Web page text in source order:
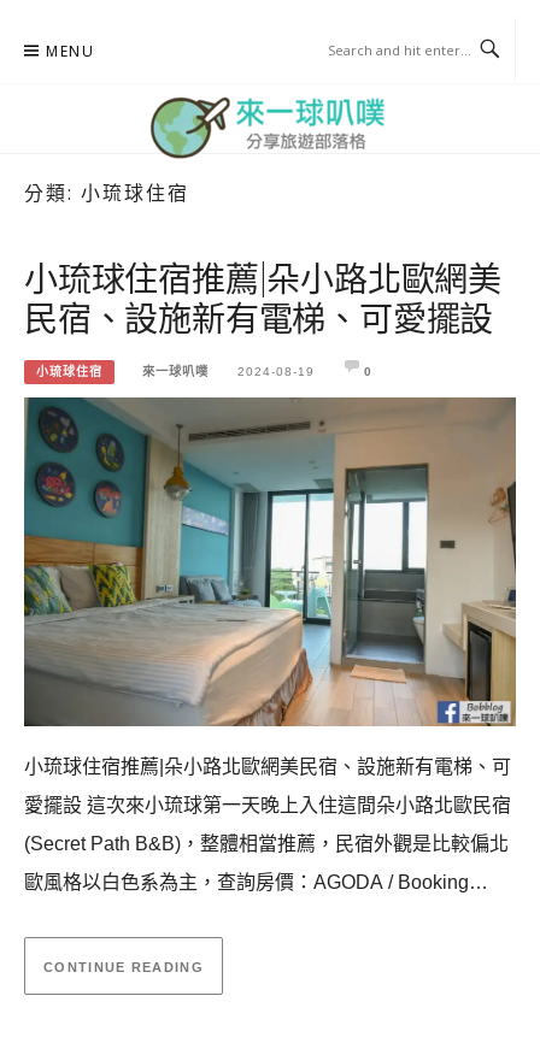
MENU
分類: 小琉球住宿
小琉球住宿推薦|朵小路北歐網美
民宿、設施新有電梯、可愛擺設
小琉球住宿 來一球叭噗 2024-08-19 0
小琉球住宿推薦|朵小路北歐網美民宿、設施新有電梯、可
愛擺設 這次來小琉球第一天晚上入住這間朵小路北歐民宿
(Secret Path B&B)，整體相當推薦，民宿外觀是比較偏北
歐風格以白色系為主，查詢房價：AGODA / Booking…
CONTINUE READING